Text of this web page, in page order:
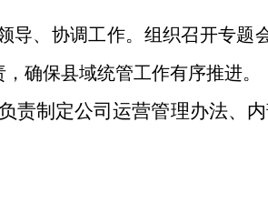
导、协调工作。组织召开专题
确保县域统管工作有序推进。
责制 定公司运营管理办法、